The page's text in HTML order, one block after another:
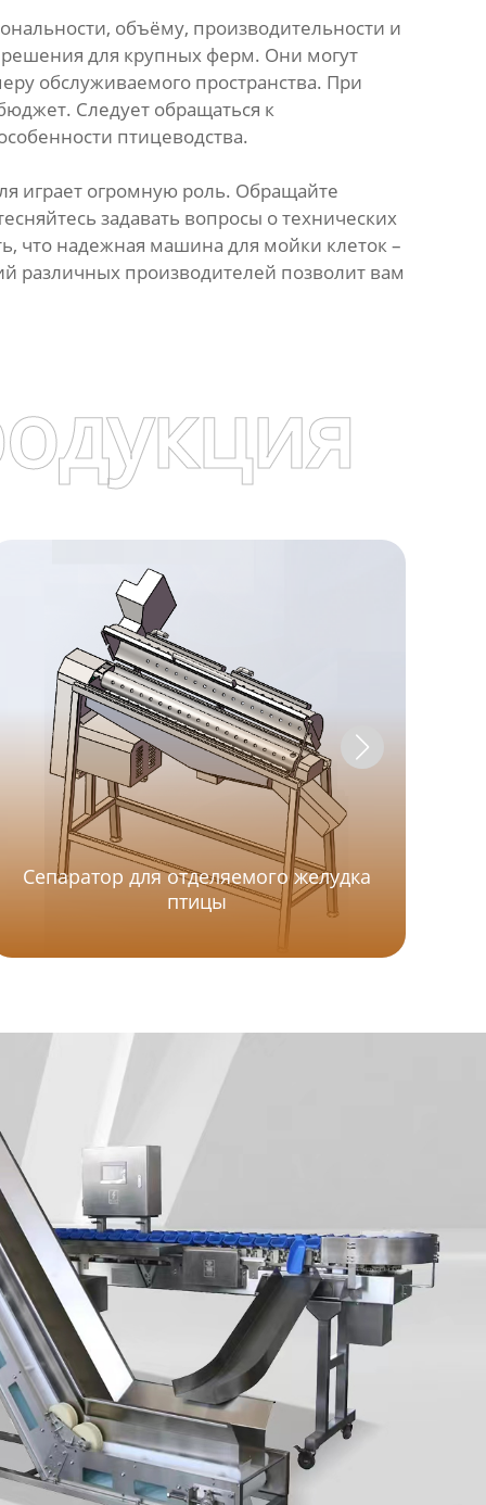
объёму, производительности и
для крупных ферм. Они могут
обслуживаемого пространства. При
Следует обращаться к
птицеводства.
играет огромную роль. Обращайте
задавать вопросы о технических
что надежная машина для мойки клеток –
различных производителей позволит вам
Сепаратор для отделяемого желудка
птицы